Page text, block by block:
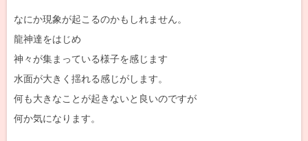
なにか現象が起こるのかもしれません。
龍神達をはじめ
神々が集まっている様子を感じます
水面が大きく揺れる感じがします。
何も大きなことが起きないと良いのですが
何か気になります。